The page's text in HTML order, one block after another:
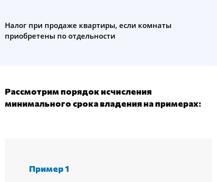
Налог при продаже квартиры, если комнаты
приобретены по отдельности
Рассмотрим порядок исчисления
минимального срока владения на примерах:
Пример 1